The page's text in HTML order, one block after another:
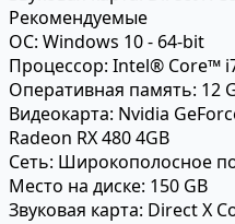
Рекомендуемые
ОС: Windows 10 - 64-bit
Процессор: Intel® Core™
Оперативная память: 12
Видеокарта: Nvidia
Radeon RX 480 4GB
Сеть: Широкополосное
Место на диске: 150 GB
Звуковая карта: Direct X